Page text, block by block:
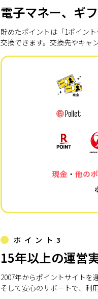
電子マネー、ギ
貯めたポイントは「1ポイン
交換できます。交換先やキャ
ポイント3
15年以上の運営
2007年からポイントサイトを
そして安心のサポートで、利